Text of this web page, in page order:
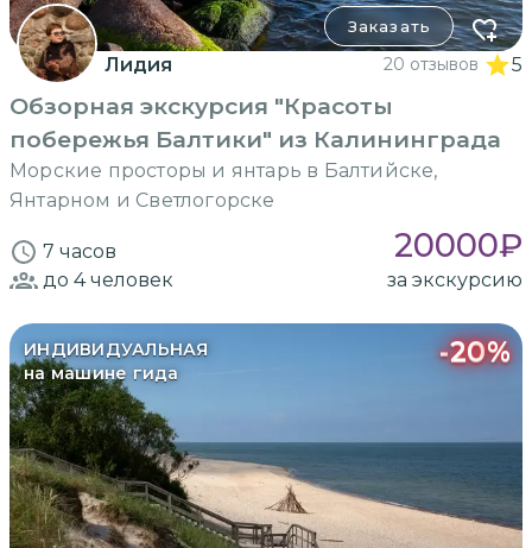
Заказать
Лидия 20 отзывов 5
Обзорная экскурсия "Красоты
побережья Балтики" из Калининграда
Морские просторы и янтарь в Балтийске,
Янтарном и Светлогорске
7 часов 20000₽
до 4человек за экскурсию
ИНДИВИДУАЛЬНАЯ
на машине гида
-20%